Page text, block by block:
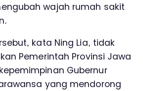
wajah rumah sakit
kata Ning Lia, tidak
Pemerintah Provinsi Jawa
Gubernur
yang mendorong